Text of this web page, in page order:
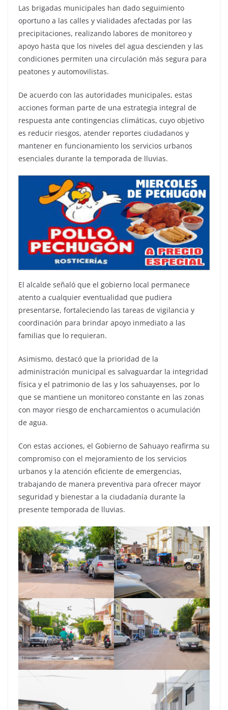
Las brigadas municipales han dado seguimiento
oportuno a las calles y vialidades afectadas por las
precipitaciones, realizando labores de monitoreo y
apoyo hasta que los niveles del agua descienden y las
condiciones permiten una circulación más segura para
peatones y automovilistas.
De acuerdo con las autoridades municipales, estas
acciones forman parte de una estrategia integral de
respuesta ante contingencias climáticas, cuyo objetivo
es reducir riesgos, atender reportes ciudadanos y
mantener en funcionamiento los servicios urbanos
esenciales durante la temporada de lluvias.
El alcalde señaló que el gobierno local permanece
atento a cualquier eventualidad que pudiera
presentarse, fortaleciendo las tareas de vigilancia y
coordinación para brindar apoyo inmediato a las
familias que lo requieran.
Asimismo, destacó que la prioridad de la
administración municipal es salvaguardar la integridad
física y el patrimonio de las y los sahuayenses, por lo
que se mantiene un monitoreo constante en las zonas
con mayor riesgo de encharcamientos o acumulación
de agua.
Con estas acciones, el Gobierno de Sahuayo reafirma su
compromiso con el mejoramiento de los servicios
urbanos y la atención eficiente de emergencias,
trabajando de manera preventiva para ofrecer mayor
seguridad y bienestar a la ciudadanía durante la
presente temporada de lluvias.